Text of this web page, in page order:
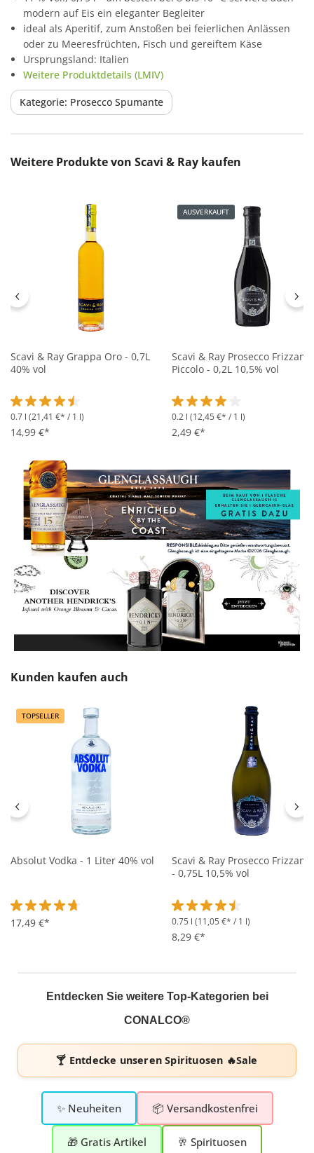
modern auf Eis ein eleganter Begleiter
ideal als Aperitif, zum Anstoßen bei feierlichen Anlässen
oder zu Meeresfrüchten, Fisch und gereiftem Käse
Ursprungsland: Italien
Weitere Produktdetails (LMIV)
Kategorie: Prosecco Spumante
Produktgalerie überspringen
Weitere Produkte von Scavi & Ray kaufen
Scavi & Ray Grappa Oro - 0,7L
40% vol
Durchschnittliche Bewertung von 4.4 von 5 Sternen
0.7 l (21,41 €* / 1 l)
14,99 €*
AUSVERKAUFT
Scavi & Ray Prosecco Frizzante
Piccolo - 0,2L 10,5% vol
Durchschnittliche
0.2 l (12,45 €* / 1 l)
2,49 €*
Produktgalerie überspringen
Kunden kaufen auch
TOPSELLER
Absolut Vodka - 1 Liter 40% vol
Durchschnittliche Bewertung von 4.7 von 5 Sternen
17,49 €*
Scavi & Ray Prosecco Frizzante
- 0,75L 10,5% vol
Durchschnittliche
0.75 l (11,05 €* / 1 l)
8,29 €*
Entdecken Sie weitere Top-Kategorien bei
CONALCO®
🍸 Entdecke unserenSpirituosen 🔥Sale
✨ Neuheiten 📦 Versandkostenfrei
🎁 Gratis Artikel 🥂 Spirituosen